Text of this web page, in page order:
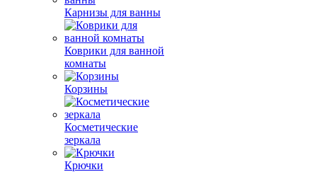
Карнизы для ванны
Коврики для ванной
комнаты
Корзины
Косметические
зеркала
Крючки